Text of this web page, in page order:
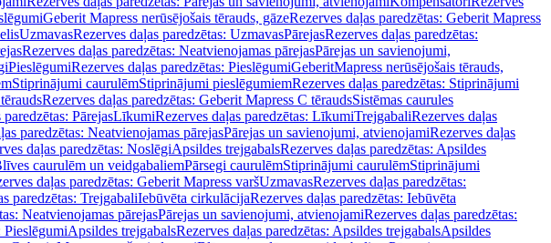
Geberit Mapress nerūsējošais tērauds, gāzeRezerves daļas paredzētas: Geberit Mapress
UzmavasRezerves daļas paredzētas: UzmavasPārejasRezerves daļas paredzētas:
Rezerves daļas paredzētas: Neatvienojamas pārejasPārejas un savienojumi,
PieslēgumiRezerves daļas paredzētas: PieslēgumiGeberitMapress nerūsējošais tērauds,
Stiprinājumi caurulēmStiprinājumi pieslēgumiemRezerves daļas paredzētas: Stiprinājumi
Rezerves daļas paredzētas: Geberit Mapress C tēraudsSistēmas caurules
PārejasLīkumiRezerves daļas paredzētas: LīkumiTrejgabaliRezerves daļas
paredzētas: Neatvienojamas pārejasPārejas un savienojumi, atvienojamiRezerves daļas
daļas paredzētas: NoslēgiApsildes trejgabalsRezerves daļas paredzētas: Apsildes
caurulēm un veidgabaliemPārsegi caurulēmStiprinājumi caurulēmStiprinājumi
daļas paredzētas: Geberit Mapress varšUzmavasRezerves daļas paredzētas:
paredzētas: TrejgabaliIebūvēta cirkulācijaRezerves daļas paredzētas: Iebūvēta
Neatvienojamas pārejasPārejas un savienojumi, atvienojamiRezerves daļas paredzētas:
PieslēgumiApsildes trejgabalsRezerves daļas paredzētas: Apsildes trejgabalsApsildes